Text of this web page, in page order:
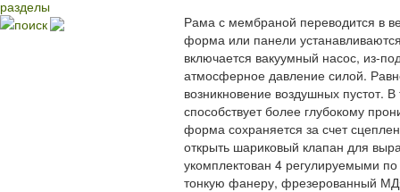
разделы
поиск
Рама с мембраной переводится в
форма или панели
включается вакуумный насос, из-
атмосферное давление силой.
возникновение воздушных пустот.
способствует более глубокому
форма сохраняется за счет
открыть шариковый клапан для
укомплектован 4 регулируемыми
тонкую фанеру, фрезерованный